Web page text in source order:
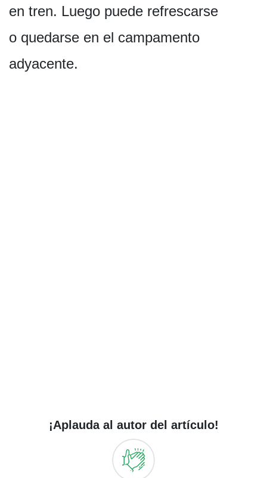
en tren. Luego puede refrescarse
o quedarse en el campamento
adyacente.
¡Aplauda al autor del artículo!